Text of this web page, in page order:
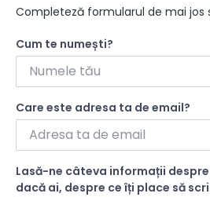
Completeză formularul de mai
Cum te numești?
Care este adresa ta de email?
Lasă-ne câteva informații
dacă ai, despre ce îți place să